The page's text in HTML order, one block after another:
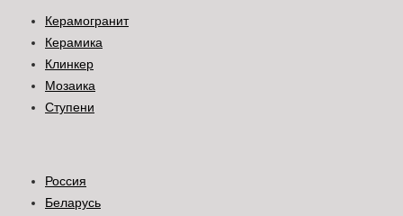
Керамогранит
Керамика
Клинкер
Мозаика
Ступени
Россия
Беларусь